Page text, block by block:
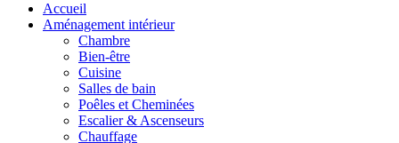
Accueil
Aménagement intérieur
Chambre
Bien-être
Cuisine
Salles de bain
Poêles et Cheminées
Escalier & Ascenseurs
Chauffage